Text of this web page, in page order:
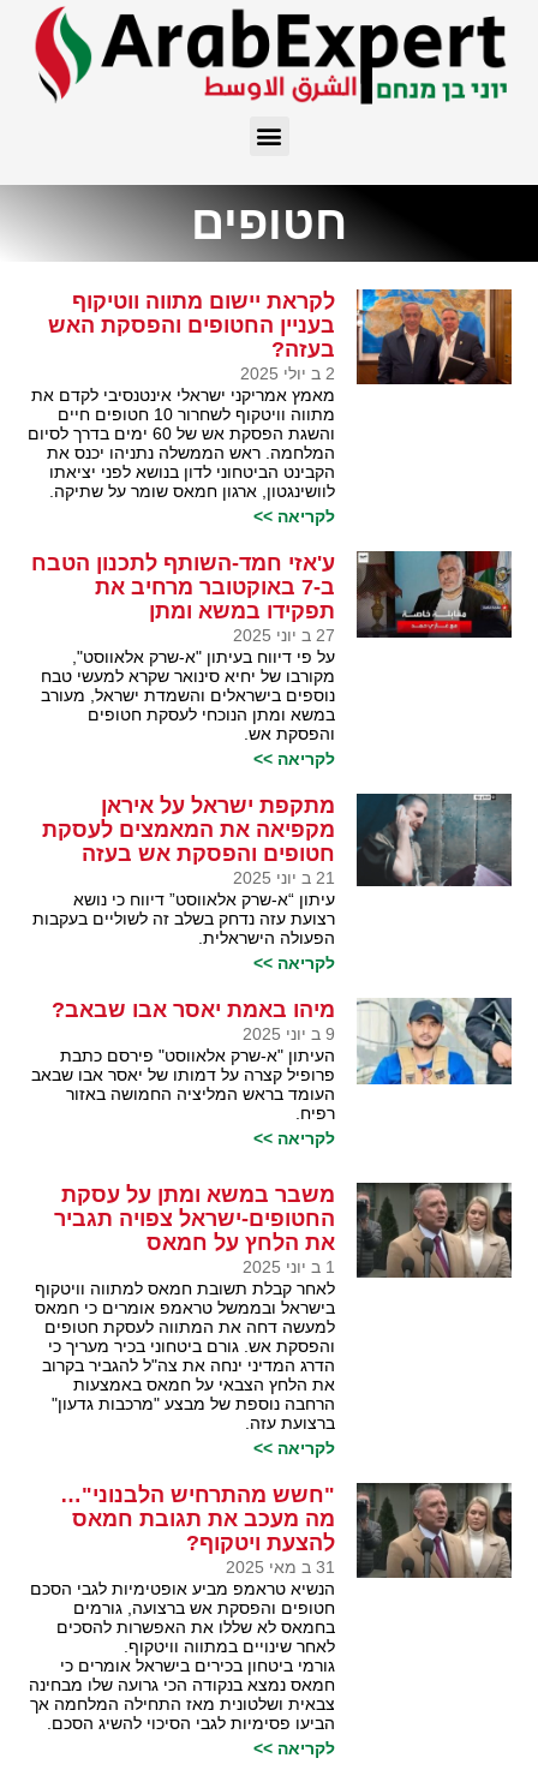
חטופים
לקראת יישום מתווה ווטיקוף
בעניין החטופים והפסקת האש
בעזה?
2 ב יולי 2025
מאמץ אמריקני ישראלי אינטנסיבי לקדם את
מתווה וויטקוף לשחרור 10 חטופים חיים
והשגת הפסקת אש של 60 ימים בדרך לסיום
המלחמה. ראש הממשלה נתניהו יכנס את
הקבינט הביטחוני לדון בנושא לפני יציאתו
לוושינגטון, ארגון חמאס שומר על שתיקה.
לקריאה >>
ע'אזי חמד-השותף לתכנון הטבח
ב-7 באוקטובר מרחיב את
תפקידו במשא ומתן
27 ב יוני 2025
על פי דיווח בעיתון "א-שרק אלאווסט",
מקורבו של יחיא סינואר שקרא למעשי טבח
נוספים בישראלים והשמדת ישראל, מעורב
במשא ומתן הנוכחי לעסקת חטופים
והפסקת אש.
לקריאה >>
מתקפת ישראל על איראן
מקפיאה את המאמצים לעסקת
חטופים והפסקת אש בעזה
21 ב יוני 2025
עיתון “א-שרק אלאווסט” דיווח כי נושא
רצועת עזה נדחק בשלב זה לשוליים בעקבות
הפעולה הישראלית.
לקריאה >>
מיהו באמת יאסר אבו שבאב?
9 ב יוני 2025
העיתון "א-שרק אלאווסט" פירסם כתבת
פרופיל קצרה על דמותו של יאסר אבו שבאב
העומד בראש המליציה החמושה באזור
רפיח.
לקריאה >>
משבר במשא ומתן על עסקת
החטופים-ישראל צפויה תגביר
את הלחץ על חמאס
1 ב יוני 2025
לאחר קבלת תשובת חמאס למתווה וויטקוף
בישראל ובממשל טראמפ אומרים כי חמאס
למעשה דחה את המתווה לעסקת חטופים
והפסקת אש. גורם ביטחוני בכיר מעריך כי
הדרג המדיני ינחה את צה"ל להגביר בקרוב
את הלחץ הצבאי על חמאס באמצעות
הרחבה נוספת של מבצע "מרכבות גדעון"
ברצועת עזה.
לקריאה >>
"חשש מהתרחיש הלבנוני"…
מה מעכב את תגובת חמאס
להצעת ויטקוף?
31 ב מאי 2025
הנשיא טראמפ מביע אופטימיות לגבי הסכם
חטופים והפסקת אש ברצועה, גורמים
בחמאס לא שללו את האפשרות להסכים
לאחר שינויים במתווה וויטקוף.
גורמי ביטחון בכירים בישראל אומרים כי
חמאס נמצא בנקודה הכי גרועה שלו מבחינה
צבאית ושלטונית מאז התחילה המלחמה אך
הביעו פסימיות לגבי הסיכוי להשיג הסכם.
לקריאה >>